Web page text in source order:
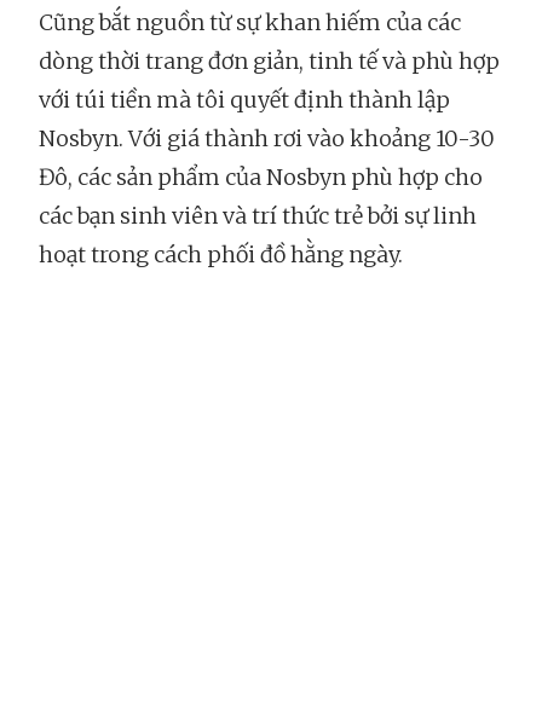
Cũng bắt nguồn từ sự khan hiếm của các
dòng thời trang đơn giản, tinh tế và phù hợp
với túi tiền mà tôi quyết định thành lập
Nosbyn. Với giá thành rơi vào khoảng 10-30
Đô, các sản phẩm của Nosbyn phù hợp cho
các bạn sinh viên và trí thức trẻ bởi sự linh
hoạt trong cách phối đồ hằng ngày.